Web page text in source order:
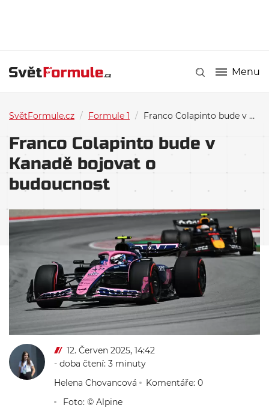
Menu
SvětFormule.cz / Formule 1 / Franco Colapinto bude v Kanadě bojovat o budoucnost
Franco Colapinto bude v
Kanadě bojovat o
budoucnost
12. Červen 2025, 14:42
- doba čtení: 3 minuty
Helena Chovancová
Komentáře: 0
Foto: © Alpine